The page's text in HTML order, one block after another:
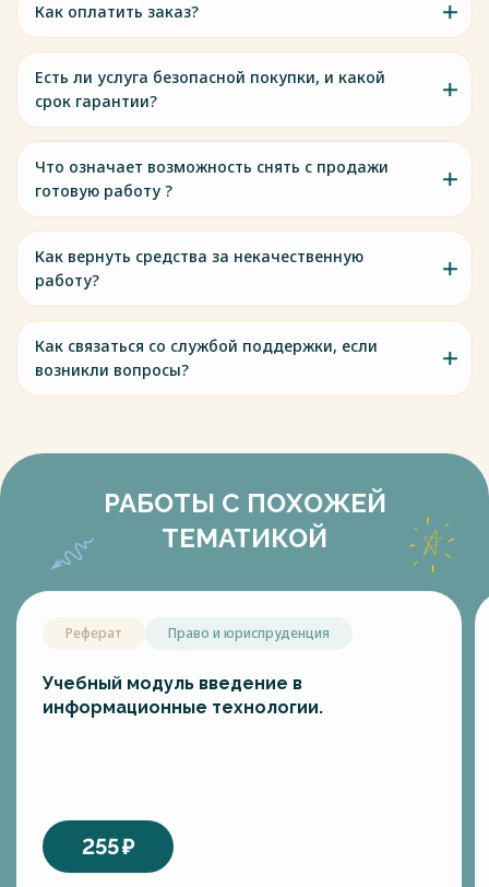
Как оплатить заказ?
Есть ли услуга безопасной покупки, и какой
срок гарантии?
Что означает возможность снять с продажи
готовую работу ?
Как вернуть средства за некачественную
работу?
Как связаться со службой поддержки, если
возникли вопросы?
РАБОТЫ С ПОХОЖЕЙ
ТЕМАТИКОЙ
Реферат Право и юриспруденция
Учебный модуль введение в
информационные технологии.
255₽